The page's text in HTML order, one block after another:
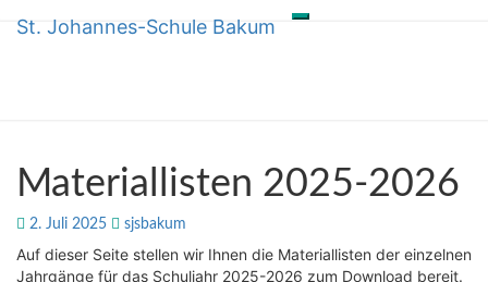
Skip
Toggle
St. Johannes-Schule Bakum
St. Johannes-Schule Bakum
Materiallisten
2025-
2026
Materiallisten 2025-2026
2. Juli 2025 sjsbakum
Auf dieser Seite stellen wir Ihnen die Materiallisten der einzelnen
Jahrgänge für das Schuljahr 2025-2026 zum Download bereit.